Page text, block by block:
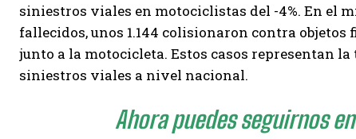
siniestros viales en motociclistas del -4%. En el
fallecidos, unos 1.144 colisionaron contra
junto a la motocicleta. Estos casos representan
siniestros viales a nivel nacional.
Ahora puedes seguirnos